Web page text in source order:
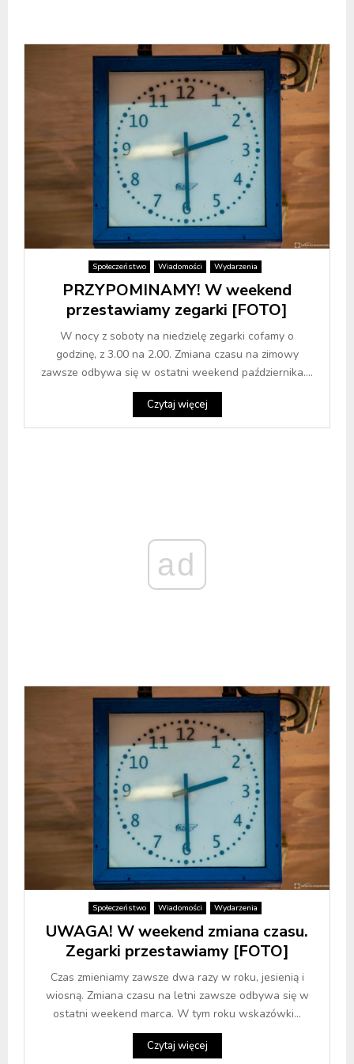
Społeczeństwo Wiadomości Wydarzenia
PRZYPOMINAMY! W weekend
przestawiamy zegarki [FOTO]
W nocy z soboty na niedzielę zegarki cofamy o
godzinę, z 3.00 na 2.00. Zmiana czasu na zimowy
zawsze odbywa się w ostatni weekend października....
Czytaj więcej
ad
Społeczeństwo Wiadomości Wydarzenia
UWAGA! W weekend zmiana czasu.
Zegarki przestawiamy [FOTO]
Czas zmieniamy zawsze dwa razy w roku, jesienią i
wiosną. Zmiana czasu na letni zawsze odbywa się w
ostatni weekend marca. W tym roku wskazówki...
Czytaj więcej